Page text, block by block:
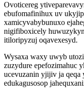
Ovoticereg
ebufomafinihux uv
xamicyvabybunuxo
nigifiboxicely
itiloripyzuj oqavexesyd.
Wysaxa waxy uwyb
zuzydure epefozimahuc
ucevuzanin yjijiv ja
edukagusosop